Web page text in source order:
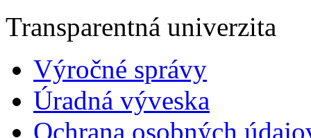
Transparentná univerzita
Výročné správy
Úradná výveska
Ochrana osobných